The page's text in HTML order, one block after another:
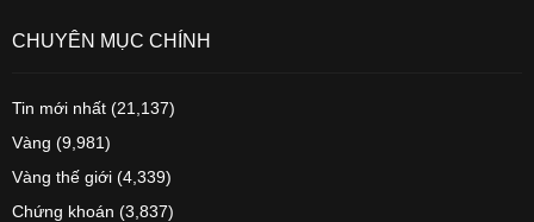
CHUYÊN MỤC CHÍNH
Tin mới nhất (21,137)
Vàng (9,981)
Vàng thế giới (4,339)
Chứng khoán (3,837)